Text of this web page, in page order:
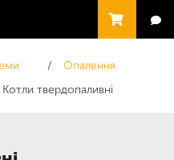
Опалення
Котли твердопаливні